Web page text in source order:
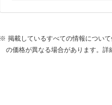
※ 掲載しているすべての情報につい
の価格が異なる場合があります。詳